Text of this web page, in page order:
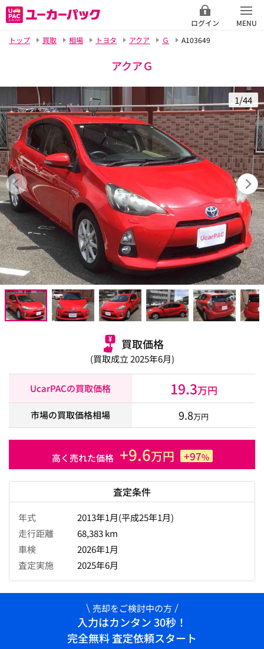
ログイン
MENU
トップ
買取 相場 トヨタ アクア Ｇ A103649
アクアＧ
1/44
買取価格
(買取成立 2025年6月)
UcarPACの買取価格 19.3万円
市場の買取価格相場 9.8万円
高く売れた価格 +9.6万円 +97%
査定条件
年式
2013年1月(平成25年1月)
走行距離
68,383 km
車検
2026年1月
査定実施
2025年6月
売却をご検討中の方
入力はカンタン 30秒！
完全無料 査定依頼スタート